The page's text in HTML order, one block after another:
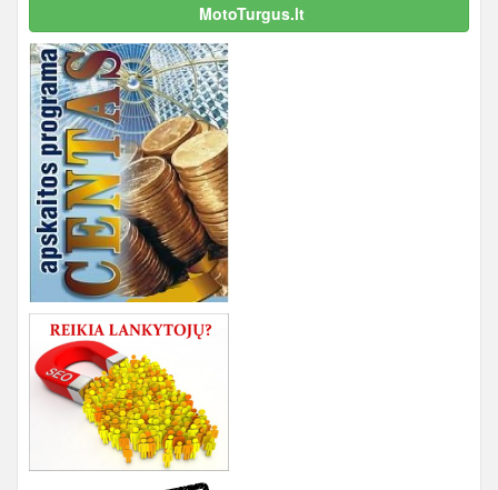
MotoTurgus.lt